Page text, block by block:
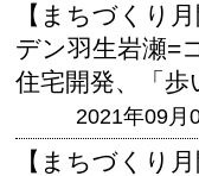
【まちづくり
デン羽生岩瀬=
住宅開発、「
2021年09月
【まちづくり